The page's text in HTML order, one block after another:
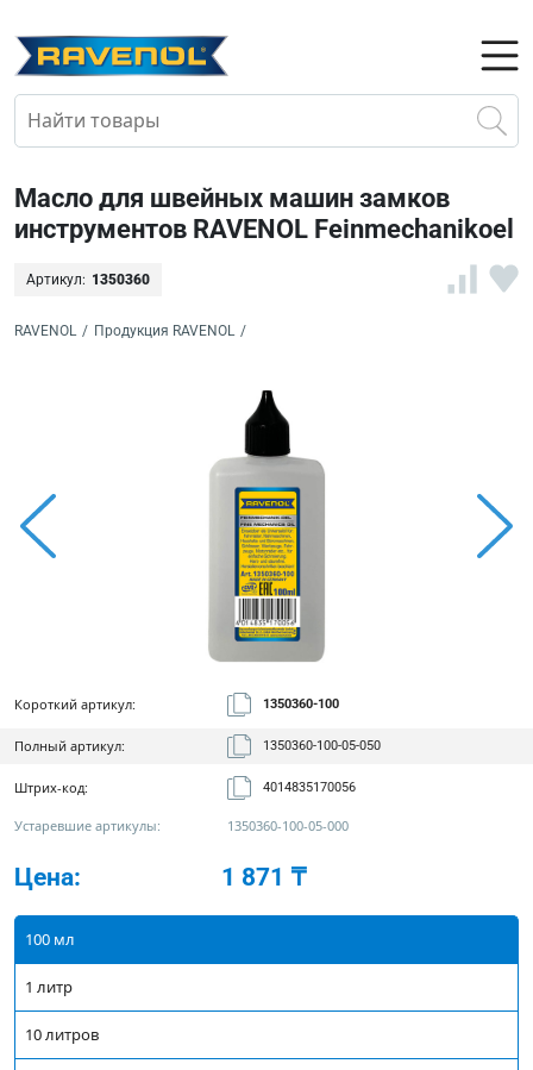
Масло для швейных машин замков
инструментов RAVENOL Feinmechanikoel
Артикул: 1350360
RAVENOL / Продукция RAVENOL /
Короткий артикул: 1350360-100
Полный артикул: 1350360-100-05-050
Штрих-код: 4014835170056
Устаревшие артикулы: 1350360-100-05-000
Цена: 1 871 ₸
100 мл
1 литр
10 литров